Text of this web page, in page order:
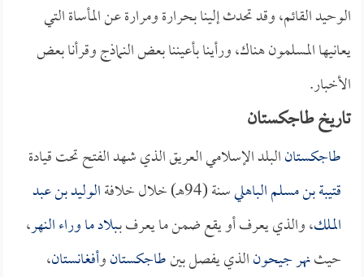
الوحيد القائم، وقد تحدث إلينا بحرارة ومرارة عن المأساة التي
يعانيها المسلمون هناك، ورأينا بأعيننا بعض النماذج وقرأنا بعض
الأخبار.
تاريخ طاجكستان
طاجكستانالبلد الإسلامي العريق الذي شهد الفتح تحت قيادة
قتيبة بن مسلم الباهليسنة (94هـ) خلال خلافة
الوليد بن عبد
الملك، والذي يعرف أو يقع ضمن ما يعرف بـبلاد ما وراء النهر،
حيثنهر جيحونالذي يفصل بينطاجكستانوأفغانستان،